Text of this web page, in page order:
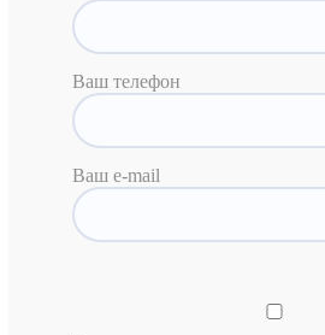
Ваш телефон
Ваш e-mail